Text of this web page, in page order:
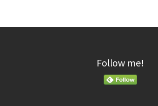
Follow me!